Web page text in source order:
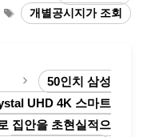
Tags
개별공시지가 조회
50인치 삼성
UHD 4K 스마트
집안을 초현실적으